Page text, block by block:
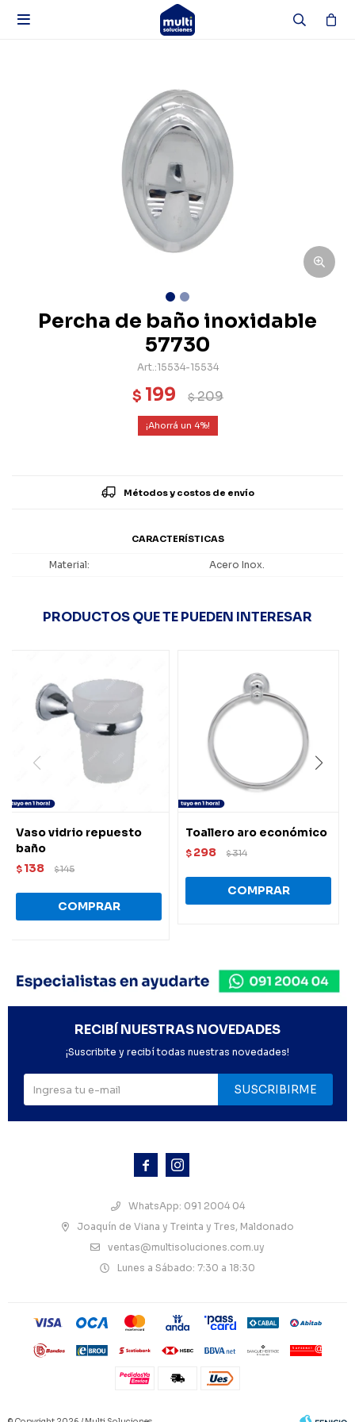

Percha de baño inoxidable
57730
15534-15534
$ 199 $209
4
Métodos y costos de envío
CARACTERÍSTICAS
Material Acero Inox.
PRODUCTOS QUE TE PUEDEN INTERESAR
Vaso vidrio repuesto
baño
$ 138 $145
Toallero aro económico
$ 298 $314
 
WhatsApp: 091 2004 04
Joaquín de Viana y Treinta y Tres, Maldonado
ventas@multisoluciones.com.uy
Lunes a Sábado: 7:30 a 18:30
RECIBÍ NUESTRAS NOVEDADES
¡Suscribite y recibí todas nuestras novedades!
SUSCRIBIRME